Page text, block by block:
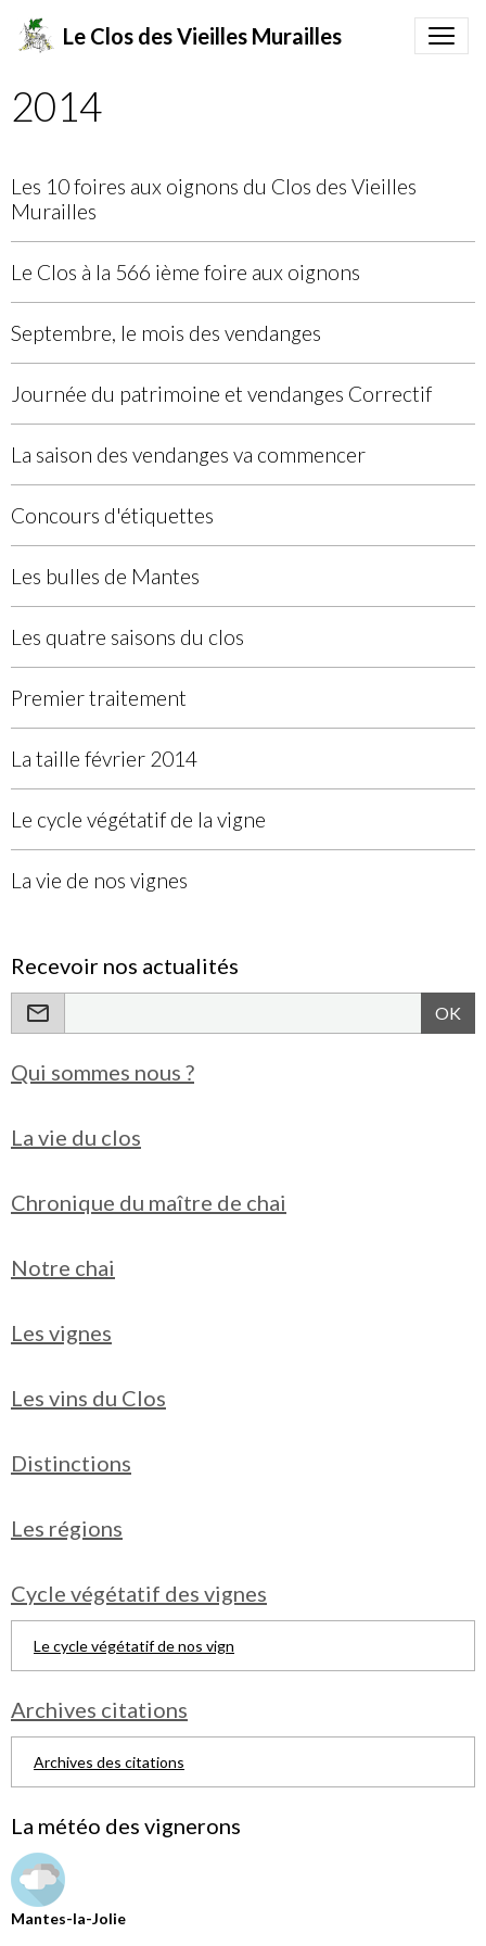
Le Clos des Vieilles Murailles
2014
Les 10 foires aux oignons du Clos des Vieilles
Murailles
Le Clos à la 566 ième foire aux oignons
Septembre, le mois des vendanges
Journée du patrimoine et vendanges Correctif
La saison des vendanges va commencer
Concours d'étiquettes
Les bulles de Mantes
Les quatre saisons du clos
Premier traitement
La taille février 2014
Le cycle végétatif de la vigne
La vie de nos vignes
Recevoir nos actualités
OK
Qui sommes nous ?
La vie du clos
Chronique du maître de chai
Notre chai
Les vignes
Les vins du Clos
Distinctions
Les régions
Cycle végétatif des vignes
Le cycle végétatif de nos vign
Archives citations
Archives des citations
La météo des vignerons
Mantes-la-Jolie